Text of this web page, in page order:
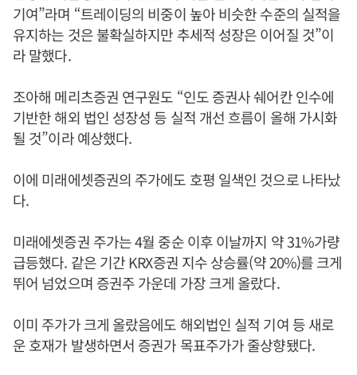
기여”라며 “트레이딩의 비중이 높아 비슷한 수준의 실적을
유지하는 것은 불확실하지만 추세적 성장은 이어질 것”이
라 말했다.
조아해 메리츠증권 연구원도 “인도 증권사 쉐어칸 인수에
기반한 해외 법인 성장성 등 실적 개선 흐름이 올해 가시화
될 것”이라 예상했다.
이에 미래에셋증권의 주가에도 호평 일색인 것으로 나타났
다.
미래에셋증권 주가는 4월 중순 이후 이날까지 약 31%가량
급등했다. 같은 기간 KRX증권 지수 상승률(약 20%)를 크게
뛰어 넘었으며 증권주 가운데 가장 크게 올랐다.
이미 주가가 크게 올랐음에도 해외법인 실적 기여 등 새로
운 호재가 발생하면서 증권가 목표주가가 줄상향됐다.